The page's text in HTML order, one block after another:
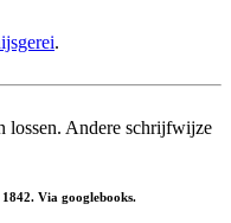
.
lossen. Andere schrijfwijze
Via googlebooks.